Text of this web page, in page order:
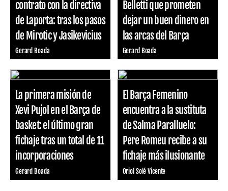
contrato con la directiva
de Laporta: tras los pasos
de Mirotic y Jasikevicius
Gerard Boada
Belletti que prometen
dejar un buen dinero en
las arcas del Barça
Gerard Boada
La primera misión de
Xevi Pujol en el Barça de
basket: el último gran
fichaje tras un total de 11
incorporaciones
Gerard Boada
El Barça Femenino
encuentra a la sustituta
de Salma Paralluelo:
Pere Romeu recibe a su
fichaje más ilusionante
Oriol Solé Vicente